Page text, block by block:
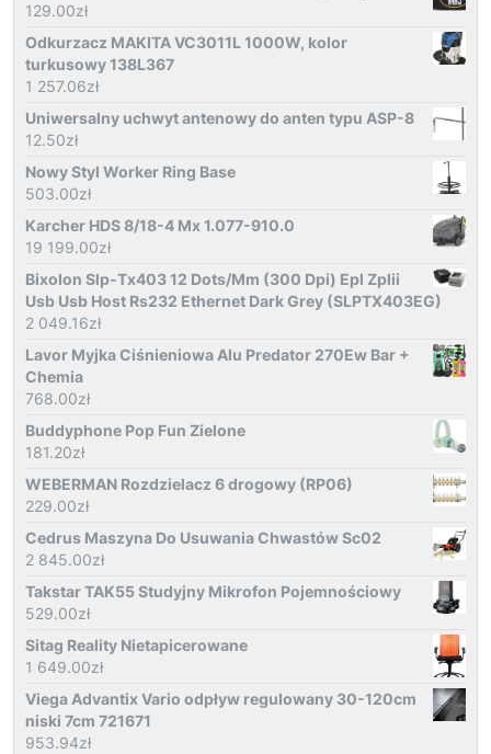
129.00zł
Odkurzacz MAKITA VC3011L 1000W, kolor
turkusowy 138L367
1 257.06zł
Uniwersalny uchwyt antenowy do anten typu ASP-8
12.50zł
Nowy Styl Worker Ring Base
503.00zł
Karcher HDS 8/18-4 Mx 1.077-910.0
19 199.00zł
Bixolon Slp-Tx403 12 Dots/Mm (300 Dpi) Epl Zplii
Usb Usb Host Rs232 Ethernet Dark Grey (SLPTX403EG)
2 049.16zł
Lavor Myjka Ciśnieniowa Alu Predator 270Ew Bar +
Chemia
768.00zł
Buddyphone Pop Fun Zielone
181.20zł
WEBERMAN Rozdzielacz 6 drogowy (RP06)
229.00zł
Cedrus Maszyna Do Usuwania Chwastów Sc02
2 845.00zł
Takstar TAK55 Studyjny Mikrofon Pojemnościowy
529.00zł
Sitag Reality Nietapicerowane
1 649.00zł
Viega Advantix Vario odpływ regulowany 30-120cm
niski 7cm 721671
953.94zł